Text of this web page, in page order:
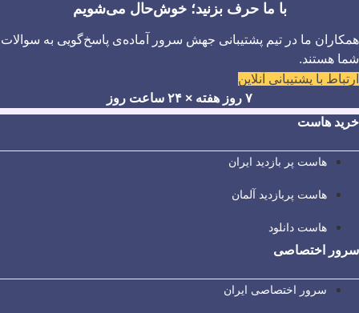
با ما حرف بزنید؛ خوش‌حال می‌شویم
همکاران ما در تیم پشتیبانی جهش سرور آماده‌ی پاسخ‌گویی به سوالات
شما هستند.
ارتباط با پشتیبانی آنلاین
۷ روز هفته × ۲۴ ساعت روز
خرید هاست
هاست پر بازدید ایران
هاست پربازدید آلمان
هاست دانلود
سرور اختصاصی
سرور اختصاصی ایران